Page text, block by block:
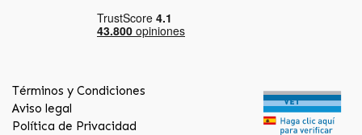
Términos y Condiciones
Aviso legal
Política de Privacidad